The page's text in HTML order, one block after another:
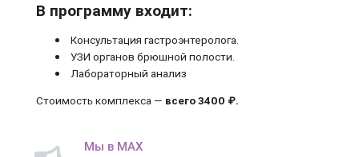
В программу входит:
Консультация гастроэнтеролога.
УЗИ органов брюшной полости.
Лабораторный анализ
Стоимость комплекса — всего 3400 ₽.
Мы в MAX